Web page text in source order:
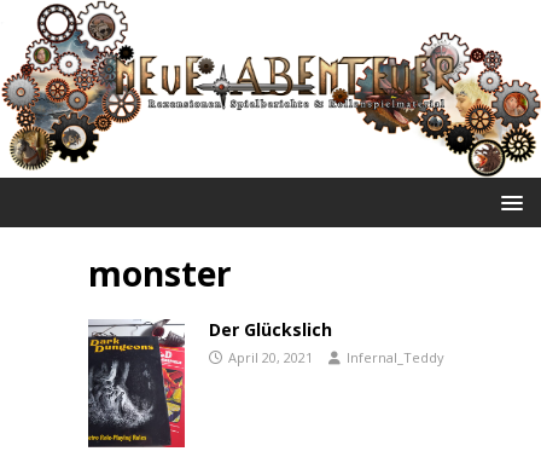
monster
Der Glückslich
April 20, 2021 Infernal_Teddy